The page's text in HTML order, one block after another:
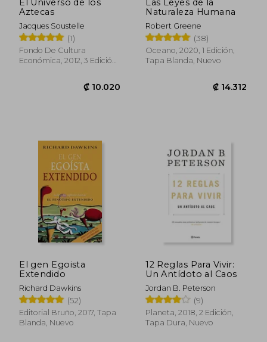
Aztecas
Jacques Soustelle
(1)
Fondo De Cultura
Económica, 2012, 3 Edición,
₡ 10.020
Naturaleza Humana
Robert Greene
(38)
Oceano, 2020, 1 Edición,
Tapa Blanda, Nuevo
El gen Egoista
Extendido
Richard Dawkins
(52)
Editorial Bruño, 2017, Tapa
Blanda, Nuevo
12 Reglas Para Vivir:
Un Antídoto al Caos
Jordan B. Peterson
(9)
Planeta, 2018, 2 Edición,
Tapa Dura, Nuevo